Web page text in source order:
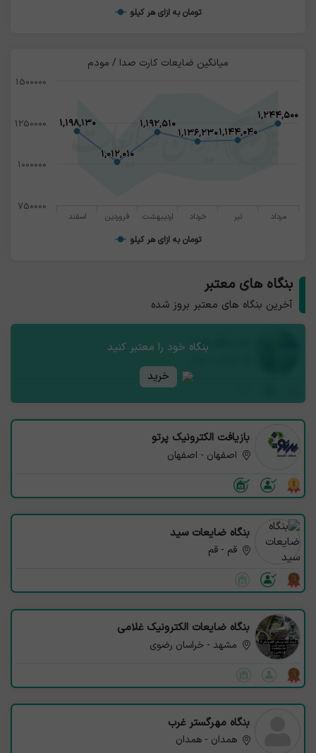
تومان به ازای هر کیلو
میانگین ضایعات کارت صدا / مودم
۱,۱۹۸,۱۳۰
۱,۱۹۸,۱۳۰
۱,۰۱۲,۰۱۰
۱,۰۱۲,۰۱۰
۱,۱۹۲,۵۱۰
۱,۱۹۲,۵۱۰
۱,۱۳۶,۲۳۰
۱,۱۳۶,۲۳۰۱,۱۴۴,۰۴۰
۱,۱۴۴,۰۴۰
۱,۲۴۴,۵۰۰
۱,۲۴۴,۵۰۰
تومان به ازای هر کیلو
اسفند فروردین اردیبهشت خرداد تیر مرداد
750000
1000000
1250000
1500000
بنگاه های معتبر
آخرین بنگاه های معتبر بروز شده
بنگاه خود را معتبر کنید
خرید
نام بنگاه شما
بازیافت الکترونیک پرتو
اصفهان - اصفهان
بنگاه ضایعات سید
قم - قم
بنگاه ضایعات الکترونیک غلامی
مشهد - خراسان رضوی
بنگاه مهرگستر غرب
همدان - همدان